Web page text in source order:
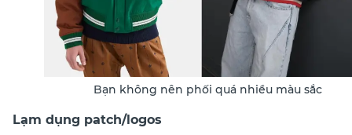
Bạn không nên phối quá nhiều màu sắc
Lạm dụng patch/logos